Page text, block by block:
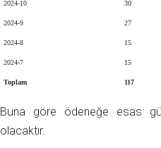
2024-10 30
2024-9 27
2024-8 15
2024-7 15
Toplam 117
Buna göre ödeneğe esas
olacaktır.